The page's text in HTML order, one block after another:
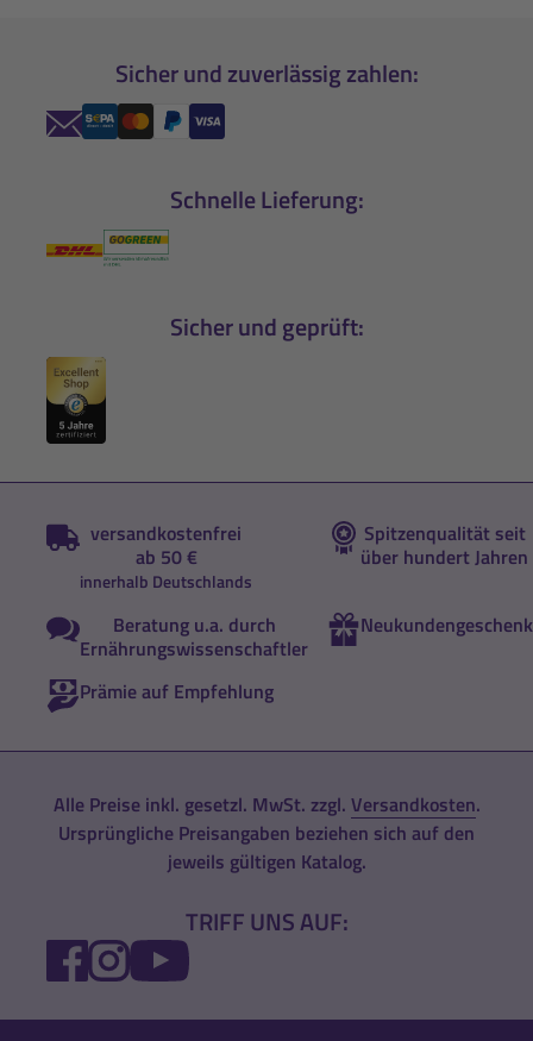
Sicher und zuverlässig zahlen:
Schnelle Lieferung:
Sicher und geprüft:
versandkostenfrei
ab 50 €
innerhalb Deutschlands
Spitzenqualität seit
über hundert Jahren
Beratung u.a. durch
Ernährungswissenschaftler
Neukundengeschenk
Prämie auf Empfehlung
Alle Preise inkl. gesetzl. MwSt. zzgl. Versandkosten.
Ursprüngliche Preisangaben beziehen sich auf den
jeweils gültigen Katalog.
TRIFF UNS AUF:
FACEBOOK
INSTAGRAM
YOUTUBE